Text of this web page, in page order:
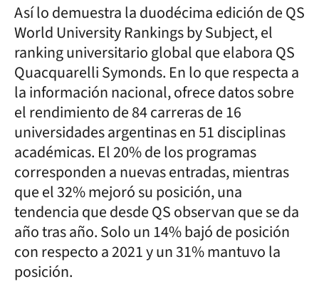
Así lo demuestra la duodécima edición de QS
World University Rankings by Subject, el
ranking universitario global que elabora QS
Quacquarelli Symonds. En lo que respecta a
la información nacional, ofrece datos sobre
el rendimiento de 84 carreras de 16
universidades argentinas en 51 disciplinas
académicas. El 20% de los programas
corresponden a nuevas entradas, mientras
que el 32% mejoró su posición, una
tendencia que desde QS observan que se da
año tras año. Solo un 14% bajó de posición
con respecto a 2021 y un 31% mantuvo la
posición.